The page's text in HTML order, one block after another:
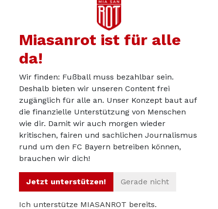
© 2012 – 2026 Miasanrot
Über uns
Werbepartner werden
Impressum
Datenschutz
Miasanrot ist für alle
da!
Wir finden: Fußball muss bezahlbar sein.
Deshalb bieten wir unseren Content frei
zugänglich für alle an. Unser Konzept baut auf
die finanzielle Unterstützung von Menschen
wie dir. Damit wir auch morgen wieder
kritischen, fairen und sachlichen Journalismus
rund um den FC Bayern betreiben können,
brauchen wir dich!
Jetzt unterstützen! Gerade nicht
Ich unterstütze MIASANROT bereits.